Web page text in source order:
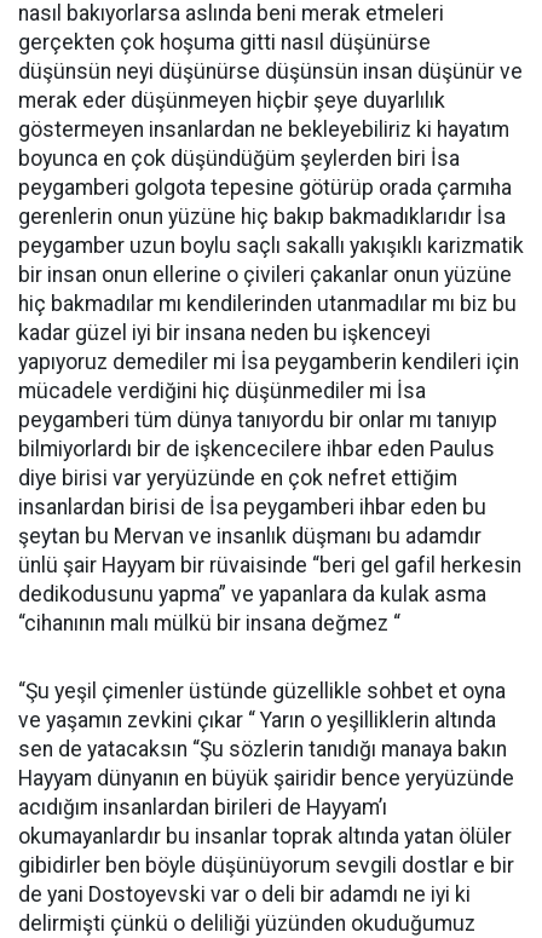
nasıl bakıyorlarsa aslında beni merak etmeleri
gerçekten çok hoşuma gitti nasıl düşünürse
düşünsün neyi düşünürse düşünsün insan düşünür ve
merak eder düşünmeyen hiçbir şeye duyarlılık
göstermeyen insanlardan ne bekleyebiliriz ki hayatım
boyunca en çok düşündüğüm şeylerden biri İsa
peygamberi golgota tepesine götürüp orada çarmıha
gerenlerin onun yüzüne hiç bakıp bakmadıklarıdır İsa
peygamber uzun boylu saçlı sakallı yakışıklı karizmatik
bir insan onun ellerine o çivileri çakanlar onun yüzüne
hiç bakmadılar mı kendilerinden utanmadılar mı biz bu
kadar güzel iyi bir insana neden bu işkenceyi
yapıyoruz demediler mi İsa peygamberin kendileri için
mücadele verdiğini hiç düşünmediler mi İsa
peygamberi tüm dünya tanıyordu bir onlar mı tanıyıp
bilmiyorlardı bir de işkencecilere ihbar eden Paulus
diye birisi var yeryüzünde en çok nefret ettiğim
insanlardan birisi de İsa peygamberi ihbar eden bu
şeytan bu Mervan ve insanlık düşmanı bu adamdır
ünlü şair Hayyam bir rüvaisinde “beri gel gafil herkesin
dedikodusunu yapma” ve yapanlara da kulak asma
“cihanının malı mülkü bir insana değmez “
“Şu yeşil çimenler üstünde güzellikle sohbet et oyna
ve yaşamın zevkini çıkar “ Yarın o yeşilliklerin altında
sen de yatacaksın “Şu sözlerin tanıdığı manaya bakın
Hayyam dünyanın en büyük şairidir bence yeryüzünde
acıdığım insanlardan birileri de Hayyam’ı
okumayanlardır bu insanlar toprak altında yatan ölüler
gibidirler ben böyle düşünüyorum sevgili dostlar e bir
de yani Dostoyevski var o deli bir adamdı ne iyi ki
delirmişti çünkü o deliliği yüzünden okuduğumuz